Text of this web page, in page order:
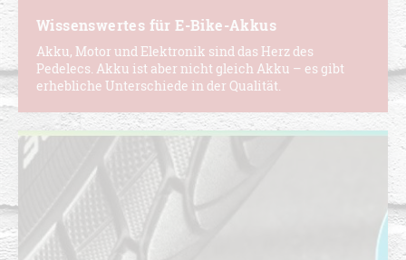
Wissenswertes für E-Bike-Akkus
Akku, Motor und Elektronik sind das Herz des
Pedelecs. Akku ist aber nicht gleich Akku – es gibt
erhebliche Unterschiede in der Qualität.